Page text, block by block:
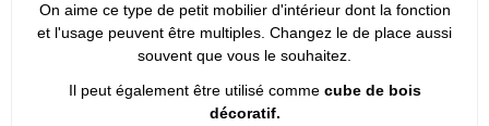
On aime ce type de petit mobilier d'intérieur dont la fonction
et l'usage peuvent être multiples. Changez le de place aussi
souvent que vous le souhaitez.
Il peut également être utilisé comme cube de bois
décoratif.